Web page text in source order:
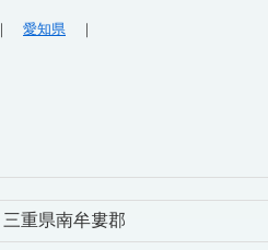
愛知県 ｜
三重県南牟婁郡